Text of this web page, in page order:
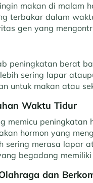
makan di malam
terbakar dalam
gen yang
peningkatan berat
sering lapar
untuk makan atau
Waktu Tidur
memicu peningkatan
hormon yang
sering merasa lapar
begadang
dan